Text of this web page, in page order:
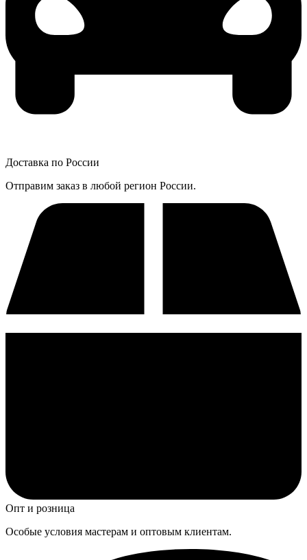
Доставка по России
Отправим заказ в любой регион России.
Опт и розница
Особые условия мастерам и оптовым клиентам.